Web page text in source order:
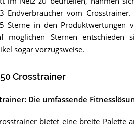
Endverbraucher vom
Sterne in den Produktwertungen
möglichen Sternen entschieden
sogar vorzugsweise.
Crosstrainer
Die umfassende
bietet eine breite